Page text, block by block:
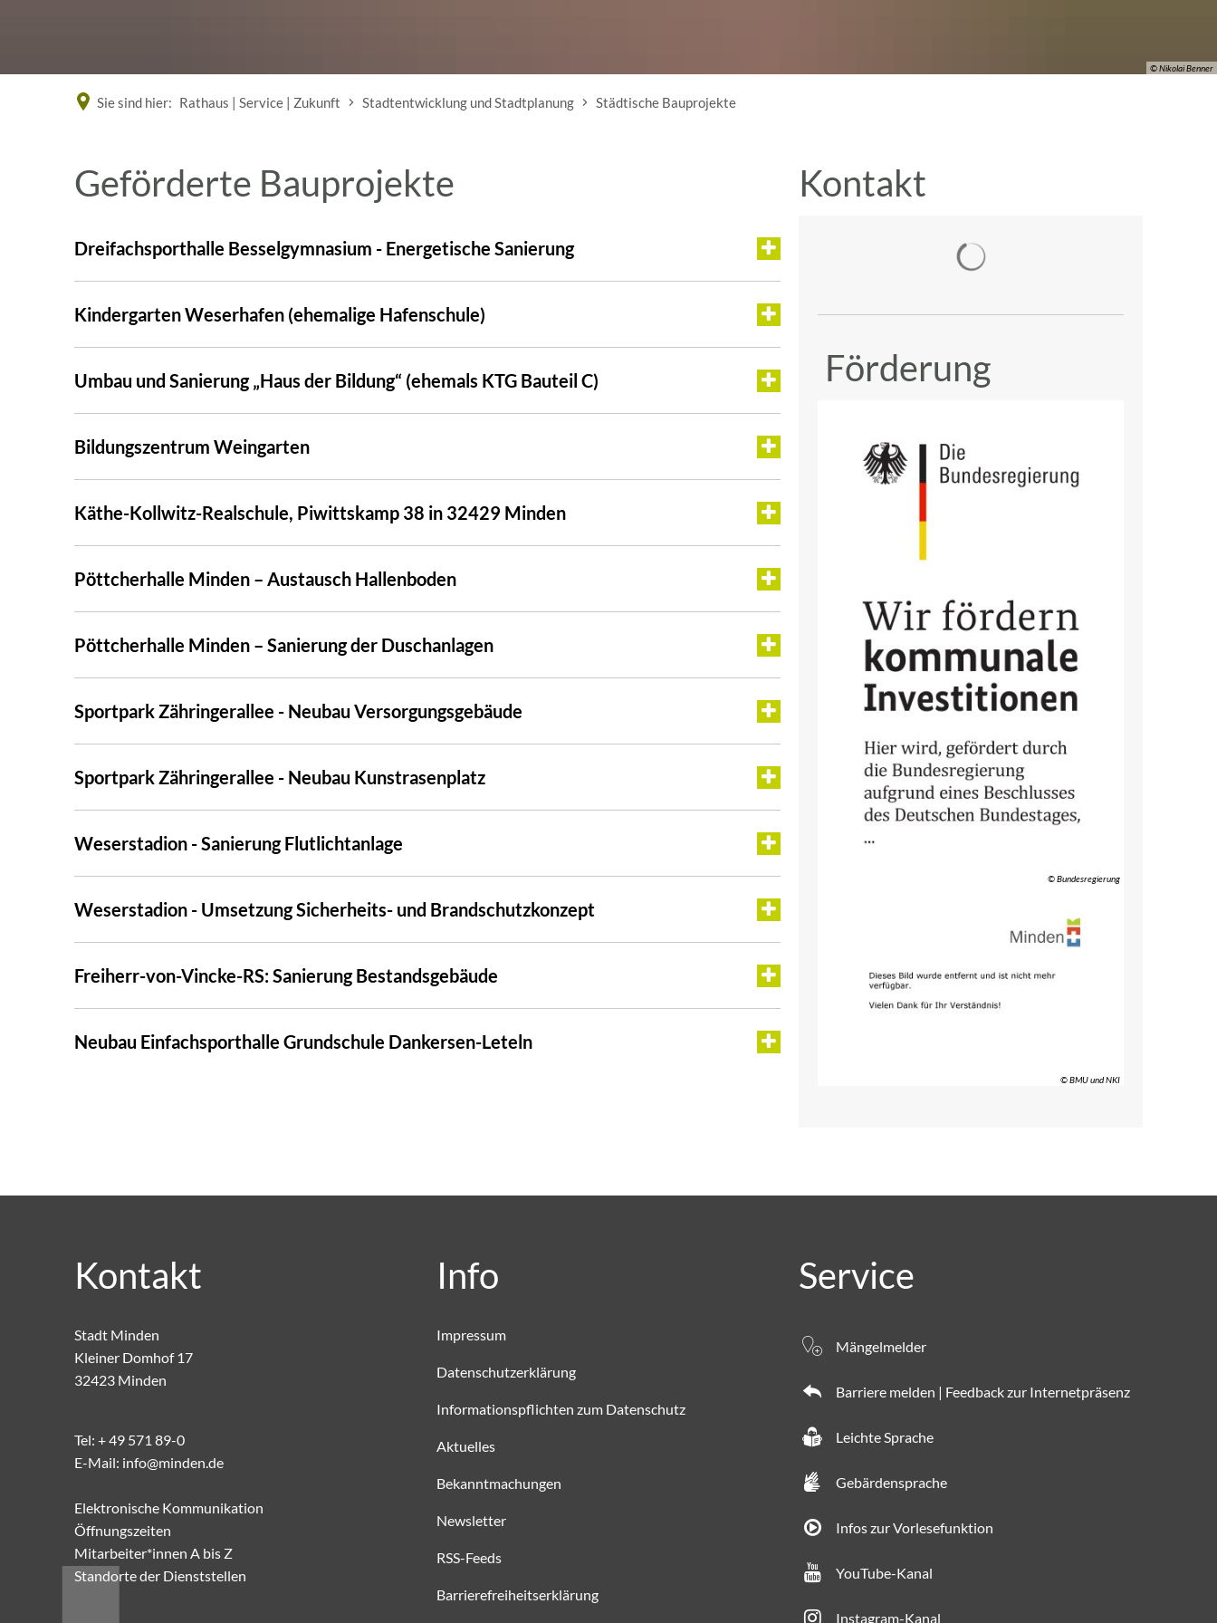
© Nikolai Benner
Sie sind hier: Rathaus | Service | Zukunft Stadtentwicklung und Stadtplanung Städtische Bauprojekte
Städtische
Bauprojekte
Geförderte Bauprojekte
Dreifachsporthalle Besselgymnasium - Energetische Sanierung
Kindergarten Weserhafen (ehemalige Hafenschule)
Umbau und Sanierung „Haus der Bildung“ (ehemals KTG Bauteil C)
Bildungszentrum Weingarten
Käthe-Kollwitz-Realschule, Piwittskamp 38 in 32429 Minden
Pöttcherhalle Minden – Austausch Hallenboden
Pöttcherhalle Minden – Sanierung der Duschanlagen
Sportpark Zähringerallee - Neubau Versorgungsgebäude
Sportpark Zähringerallee - Neubau Kunstrasenplatz
Weserstadion - Sanierung Flutlichtanlage
Weserstadion - Umsetzung Sicherheits- und Brandschutzkonzept
Freiherr-von-Vincke-RS: Sanierung Bestandsgebäude
Neubau Einfachsporthalle Grundschule Dankersen-Leteln
Kontakt
Förderung
© Bundesregierung
© BMU und NKI
Kontakt
Stadt Minden
Kleiner Domhof 17
32423 Minden
Tel: + 49 571 89-0
E-Mail: info@minden.de
Elektronische Kommunikation
Öffnungszeiten
Mitarbeiter*innen A bis Z
Standorte der Dienststellen
Info
Impressum
Datenschutzerklärung
Informationspflichten zum Datenschutz
Aktuelles
Bekanntmachungen
Newsletter
RSS-Feeds
Barrierefreiheitserklärung
Service
Mängelmelder
Barriere melden | Feedback zur Internetpräsenz
Leichte Sprache
Gebärdensprache
Infos zur Vorlesefunktion
YouTube-Kanal
Instagram-Kanal